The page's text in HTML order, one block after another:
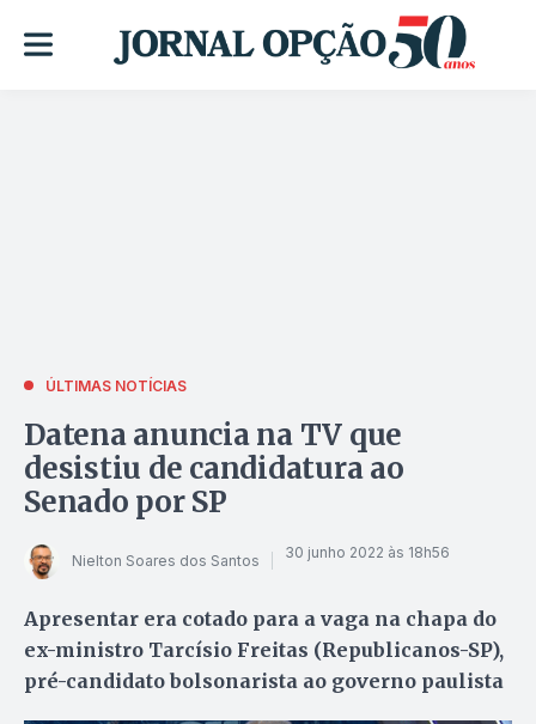
ÚLTIMAS NOTÍCIAS
Datena anuncia na TV que
desistiu de candidatura ao
Senado por SP
Nielton Soares dos Santos 30 junho 2022 às 18h56
Apresentar era cotado para a vaga na chapa do
ex-ministro Tarcísio Freitas (Republicanos-SP),
pré-candidato bolsonarista ao governo paulista